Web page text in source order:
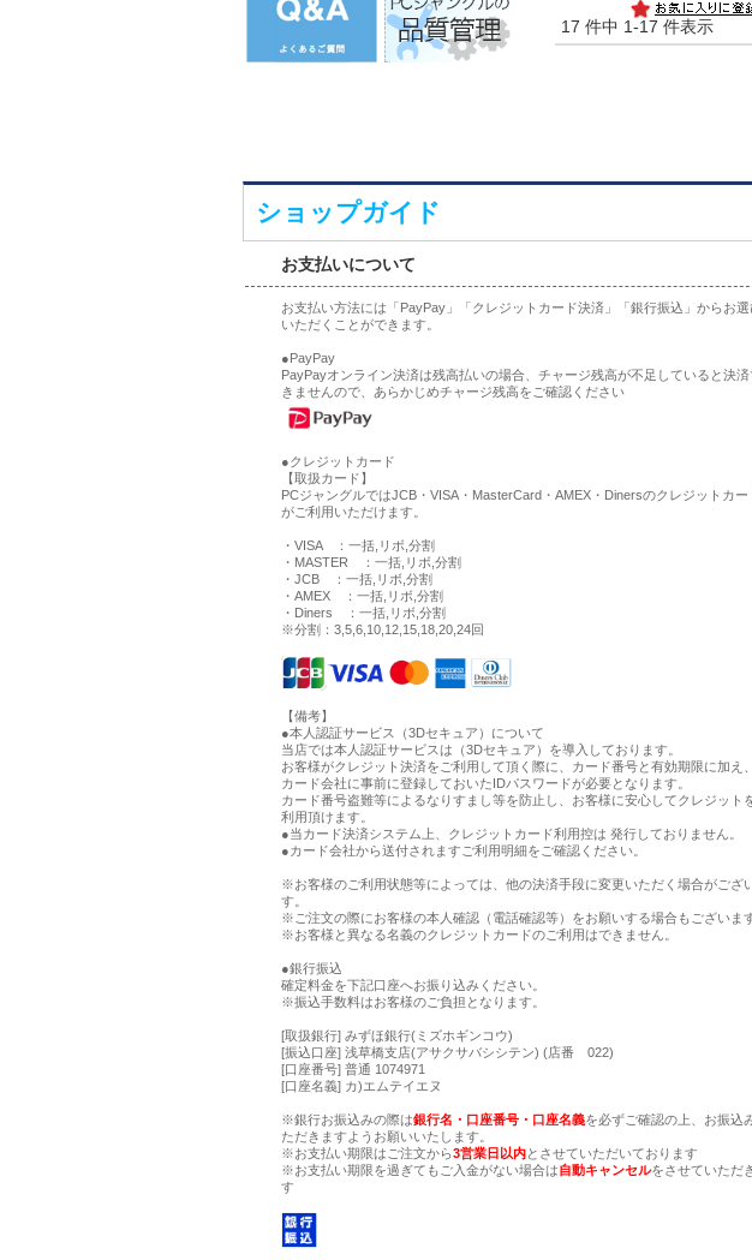
17 件中 1-17 件表示
ショップガイド
お支払いについて
お支払い方法には「PayPay」「クレジットカード決済」「銀行振込」からお選
いただくことができます。
●PayPay
PayPayオンライン決済は残高払いの場合、チャージ残高が不足していると決済
きませんので、あらかじめチャージ残高をご確認ください
●クレジットカード
【取扱カード】
PCジャングルではJCB・VISA・MasterCard・AMEX・Dinersのクレジットカー
がご利用いただけます。
・VISA ：一括,リボ,分割
・MASTER ：一括,リボ,分割
・JCB ：一括,リボ,分割
・AMEX ：一括,リボ,分割
・Diners ：一括,リボ,分割
※分割：3,5,6,10,12,15,18,20,24回
【備考】
●本人認証サービス（3Dセキュア）について
当店では本人認証サービスは（3Dセキュア）を導入しております。
お客様がクレジット決済をご利用して頂く際に、カード番号と有効期限に加え、
カード会社に事前に登録しておいたIDパスワードが必要となります。
カード番号盗難等によるなりすまし等を防止し、お客様に安心してクレジット
利用頂けます。
●当カード決済システム上、クレジットカード利用控は 発行しておりません。
●カード会社から送付されますご利用明細をご確認ください。
※お客様のご利用状態等によっては、他の決済手段に変更いただく場合がござ
す。
※ご注文の際にお客様の本人確認（電話確認等）をお願いする場合もございます
※お客様と異なる名義のクレジットカードのご利用はできません。
●銀行振込
確定料金を下記口座へお振り込みください。
※振込手数料はお客様のご負担となります。
[取扱銀行] みずほ銀行(ミズホギンコウ)
[振込口座] 浅草橋支店(アサクサバシシテン) (店番 022)
[口座番号] 普通 1074971
[口座名義] カ)エムテイエヌ
※銀行お振込みの際は銀行名・口座番号・口座名義を必ずご確認の上、お振込
ただきますようお願いいたします。
※お支払い期限はご注文から3営業日以内とさせていただいております
※お支払い期限を過ぎてもご入金がない場合は自動キャンセルをさせていただ
す